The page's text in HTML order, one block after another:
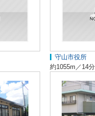
守山市役所
約1055m／14分